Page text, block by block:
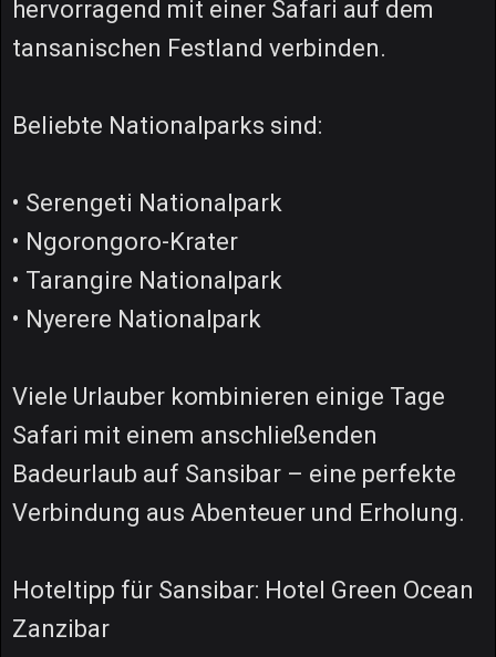
hervorragend mit einer Safari auf dem
tansanischen Festland verbinden.
Beliebte Nationalparks sind:
• Serengeti Nationalpark
• Ngorongoro-Krater
• Tarangire Nationalpark
• Nyerere Nationalpark
Viele Urlauber kombinieren einige Tage
Safari mit einem anschließenden
Badeurlaub auf Sansibar – eine perfekte
Verbindung aus Abenteuer und Erholung.
Hoteltipp für Sansibar: Hotel Green Ocean
Zanzibar